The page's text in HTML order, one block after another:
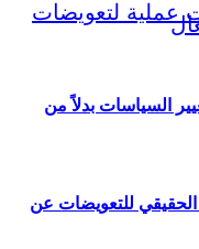
للتعويضات عن
السياسات بدلاً من